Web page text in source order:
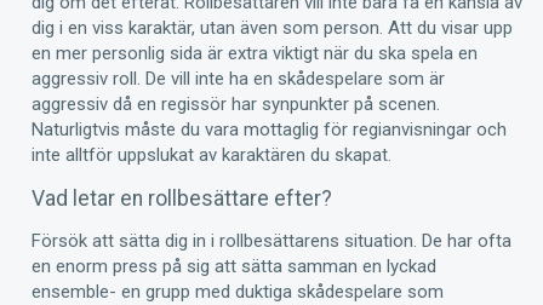
dig i en viss karaktär, utan även som person. Att du visar upp
en mer personlig sida är extra viktigt när du ska spela en
aggressiv roll. De vill inte ha en skådespelare som är
aggressiv då en regissör har synpunkter på scenen.
Naturligtvis måste du vara mottaglig för regianvisningar och
inte alltför uppslukat av karaktären du skapat.
Vad letar en rollbesättare efter?
Försök att sätta dig in i rollbesättarens situation. De har ofta
en enorm press på sig att sätta samman en lyckad
ensemble- en grupp med duktiga skådespelare som